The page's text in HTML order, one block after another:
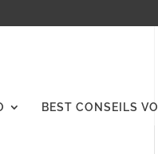
BEST CONSEILS